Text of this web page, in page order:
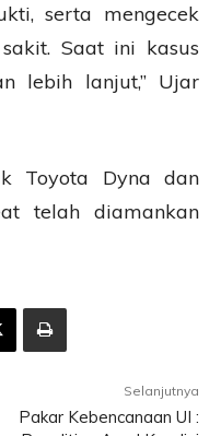
serta mengecek
Saat ini kasus
lebih lanjut,” Ujar
Toyota Dyna dan
telah diamankan
Selanjutnya
Pakar Kebencanaan UI :